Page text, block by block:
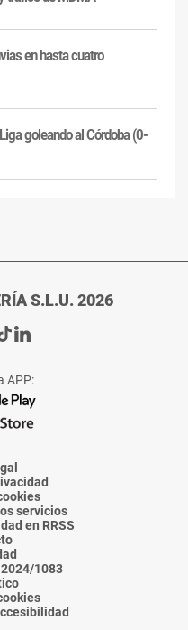
en hasta cuatro
goleando al Córdoba (0-
S.L.U. 2026
Almería
Ir
de
La
Voz
Almería
Ir
de
La
Voz
APP:
servicios
en RRSS
1083